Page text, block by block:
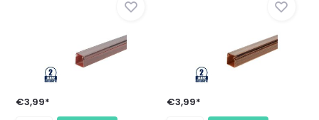
€3,99* €3,99*